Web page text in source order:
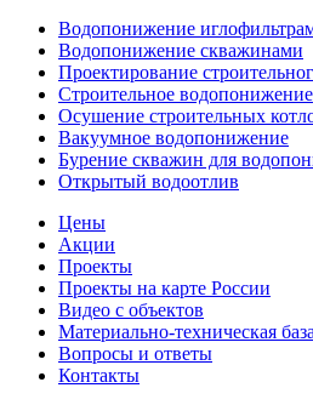
Водопонижение
Водопонижение скважинами
Проектирование
Строительное водопонижение
Осушение строительных
Вакуумное водопонижение
Бурение скважин для
Открытый водоотлив
Цены
Акции
Проекты
Проекты на карте России
Видео с объектов
Материально-техническая база
Вопросы и ответы
Контакты